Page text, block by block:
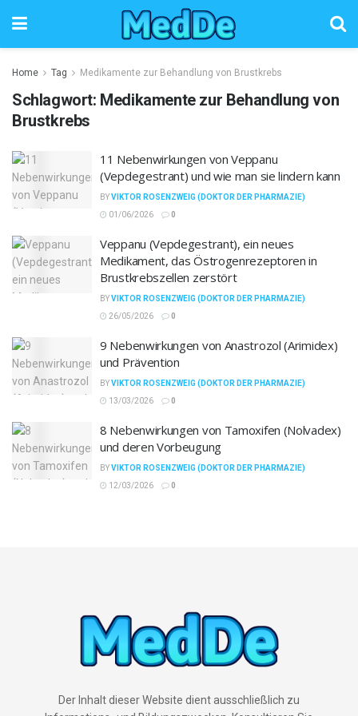
Home Tag Medikamente zur Behandlung von Brustkrebs
Schlagwort: Medikamente zur Behandlung von
Brustkrebs
11 Nebenwirkungen von Veppanu
(Vepdegestrant) und wie man sie lindern kann
BYVIKTOR ROSENZWEIG (DOKTOR DER PHARMAZIE)
01/06/2026
0
Veppanu (Vepdegestrant), ein neues
Medikament, das Östrogenrezeptoren in
Brustkrebszellen zerstört
BYVIKTOR ROSENZWEIG (DOKTOR DER PHARMAZIE)
26/05/2026
0
9 Nebenwirkungen von Anastrozol (Arimidex)
und Prävention
BYVIKTOR ROSENZWEIG (DOKTOR DER PHARMAZIE)
13/03/2026
0
8 Nebenwirkungen von Tamoxifen (Nolvadex)
und deren Vorbeugung
BYVIKTOR ROSENZWEIG (DOKTOR DER PHARMAZIE)
12/03/2026
0
Der Inhalt dieser Website dient ausschließlich zu